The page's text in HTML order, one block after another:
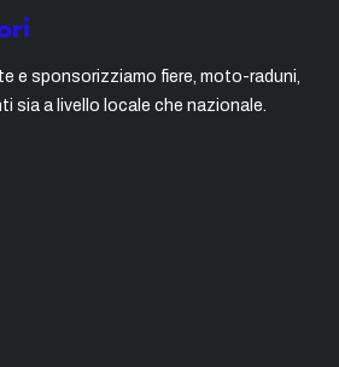
e sponsorizziamo fiere, moto-raduni,
sia a livello locale che nazionale.